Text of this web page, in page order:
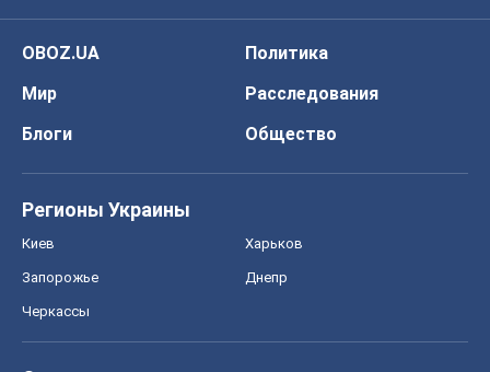
OBOZ.UA
Политика
Мир
Расследования
Блоги
Общество
Регионы Украины
Киев Харьков
Запорожье Днепр
Черкассы